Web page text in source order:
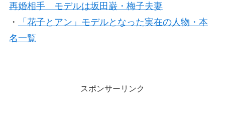
再婚相手 モデルは坂田巌・梅子夫妻
・
「花子とアン」モデルとなった実在の人物・本
名一覧
スポンサーリンク